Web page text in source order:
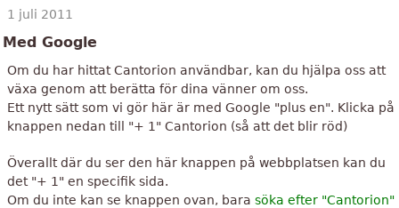
1 juli 2011
Med Google
Om du har hittat Cantorion användbar, kan du hjälpa oss att
växa genom att berätta för dina vänner om oss.
Ett nytt sätt som vi gör här är med Google "plus en". Klicka på
knappen nedan till "+ 1" Cantorion (så att det blir röd)
Överallt där du ser den här knappen på webbplatsen kan du
det "+ 1" en specifik sida.
Om du inte kan se knappen ovan, bara söka efter "Cantorion"